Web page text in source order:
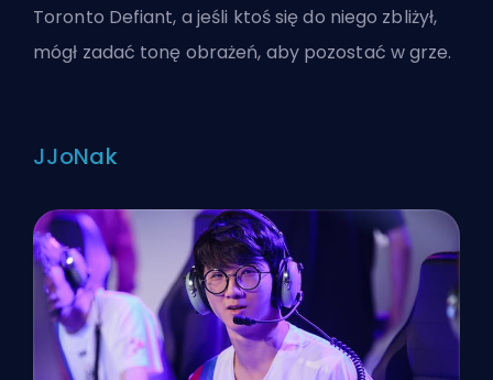
Toronto Defiant, a jeśli ktoś się do niego zbliżył,
mógł zadać tonę obrażeń, aby pozostać w grze.
JJoNak